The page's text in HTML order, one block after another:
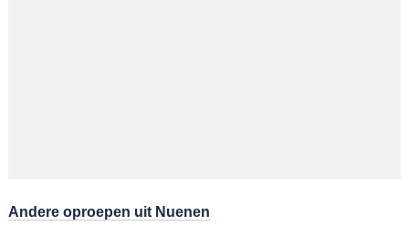
Andere oproepen uit Nuenen